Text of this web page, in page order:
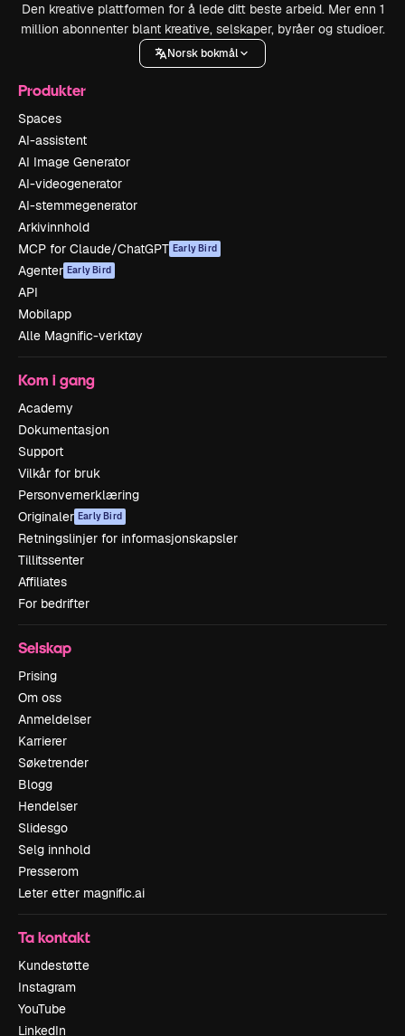
Den kreative plattformen for å lede ditt beste arbeid. Mer enn 1
million abonnenter blant kreative, selskaper, byråer og studioer.
Norsk bokmål
Produkter
Spaces
AI-assistent
AI Image Generator
AI-videogenerator
AI-stemmegenerator
Arkivinnhold
MCP for Claude/ChatGPT Early Bird
Agenter Early Bird
API
Mobilapp
Alle Magnific-verktøy
Kom i gang
Academy
Dokumentasjon
Support
Vilkår for bruk
Personvernerklæring
Originaler Early Bird
Retningslinjer for informasjonskapsler
Tillitssenter
Affiliates
For bedrifter
Selskap
Prising
Om oss
Anmeldelser
Karrierer
Søketrender
Blogg
Hendelser
Slidesgo
Selg innhold
Presserom
Leter etter magnific.ai
Ta kontakt
Kundestøtte
Instagram
YouTube
LinkedIn